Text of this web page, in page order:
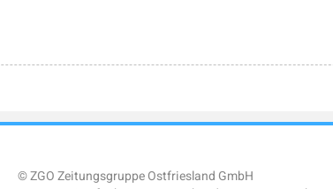
© ZGO Zeitungsgruppe Ostfriesland GmbH